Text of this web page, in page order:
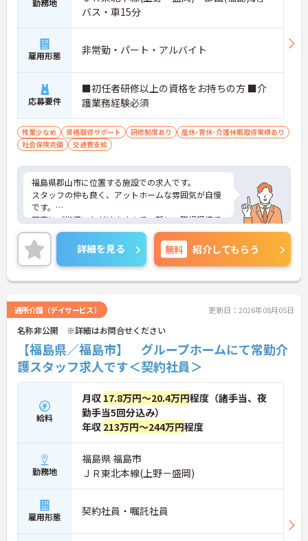
バス・車15分
雇用形態 非常勤・パート・アルバイト
応募要件
■初任者研修以上の資格をお持ちの方 ■介
護業務経験必須
残業少なめ 資格取得サポート 研修制度あり
産休･育休･介護休暇取得実績あり
社会保険完備
交通費支給
福島県郡山市に位置する施設での求人です。
スタッフの仲も良く、アットホームな雰囲気が自慢
です。
丁寧にご指導いただけますので、新しい職場環境で
も安心してご就業していただけます。
ご興味ある方には、面接対策ポイントなど、詳細を
お話しいたしますのでお気軽にご相談ください。
詳細を見る 無料 紹介してもらう
通所介護（デイサービス） 更新日：2026年08月05日
名称非公開 ※詳細はお問合せください
【福島県／福島市】 グループホームにて常勤介
護スタッフ求人です＜契約社員＞
給料
月収 17.8万円～20.4万円程度（諸手当、夜
勤手当5回分込み）
年収 213万円～244万円程度
勤務地
福島県 福島市
ＪＲ東北本線(上野－盛岡)
雇用形態 契約社員・嘱託社員